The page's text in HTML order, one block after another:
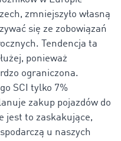
zmniejszyło własną
się ze zobowiązań
Tendencja ta
ponieważ
ograniczona.
SCI tylko 7%
zakup pojazdów do
jest to zaskakujące,
u naszych